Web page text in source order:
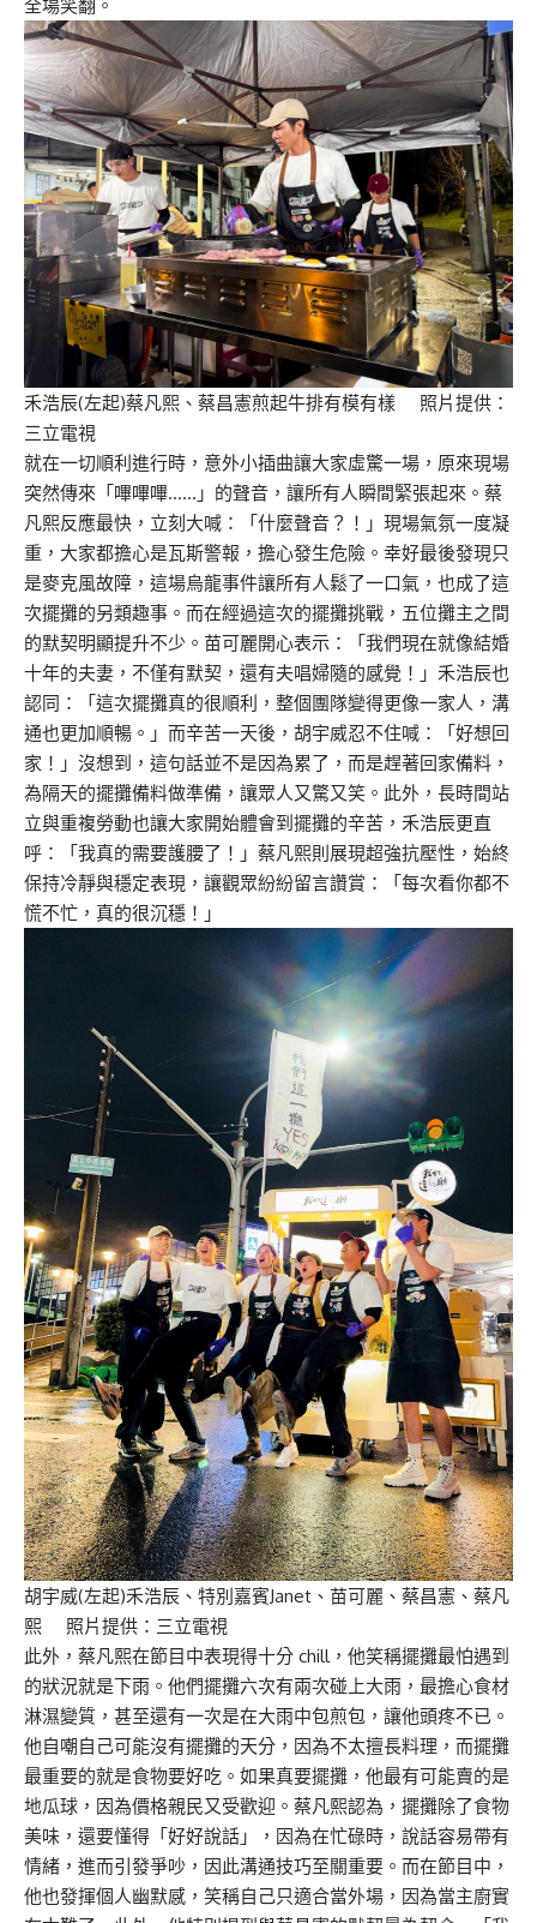
全場笑翻。
禾浩辰(左起)蔡凡熙、蔡昌憲煎起牛排有模有樣 照片提供：
三立電視
就在一切順利進行時，意外小插曲讓大家虛驚一場，原來現場
突然傳來「嗶嗶嗶……」的聲音，讓所有人瞬間緊張起來。蔡
凡熙反應最快，立刻大喊：「什麼聲音？！」現場氣氛一度凝
重，大家都擔心是瓦斯警報，擔心發生危險。幸好最後發現只
是麥克風故障，這場烏龍事件讓所有人鬆了一口氣，也成了這
次擺攤的另類趣事。而在經過這次的擺攤挑戰，五位攤主之間
的默契明顯提升不少。苗可麗開心表示：「我們現在就像結婚
十年的夫妻，不僅有默契，還有夫唱婦隨的感覺！」禾浩辰也
認同：「這次擺攤真的很順利，整個團隊變得更像一家人，溝
通也更加順暢。」而辛苦一天後，胡宇威忍不住喊：「好想回
家！」沒想到，這句話並不是因為累了，而是趕著回家備料，
為隔天的擺攤備料做準備，讓眾人又驚又笑。此外，長時間站
立與重複勞動也讓大家開始體會到擺攤的辛苦，禾浩辰更直
呼：「我真的需要護腰了！」蔡凡熙則展現超強抗壓性，始終
保持冷靜與穩定表現，讓觀眾紛紛留言讚賞：「每次看你都不
慌不忙，真的很沉穩！」
胡宇威(左起)禾浩辰、特別嘉賓Janet、苗可麗、蔡昌憲、蔡凡
熙 照片提供：三立電視
此外，蔡凡熙在節目中表現得十分 chill，他笑稱擺攤最怕遇到
的狀況就是下雨。他們擺攤六次有兩次碰上大雨，最擔心食材
淋濕變質，甚至還有一次是在大雨中包煎包，讓他頭疼不已。
他自嘲自己可能沒有擺攤的天分，因為不太擅長料理，而擺攤
最重要的就是食物要好吃。如果真要擺攤，他最有可能賣的是
地瓜球，因為價格親民又受歡迎。蔡凡熙認為，擺攤除了食物
美味，還要懂得「好好說話」，因為在忙碌時，說話容易帶有
情緒，進而引發爭吵，因此溝通技巧至關重要。而在節目中，
他也發揮個人幽默感，笑稱自己只適合當外場，因為當主廚實